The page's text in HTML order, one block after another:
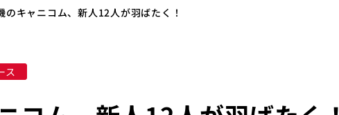
のキャニコム、新人12人が羽ばたく！
ス